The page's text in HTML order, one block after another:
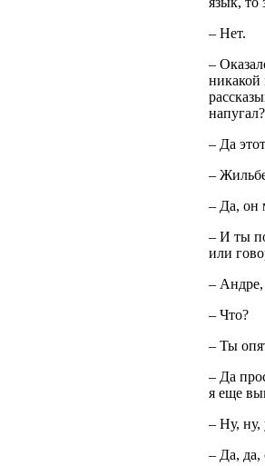
– Нет.
–
никакой
напугал?
– Да
–
– Да, он
– И ты
или
–
– Что?
– Ты
– Да
я еще
– Ну, ну,
– Да,